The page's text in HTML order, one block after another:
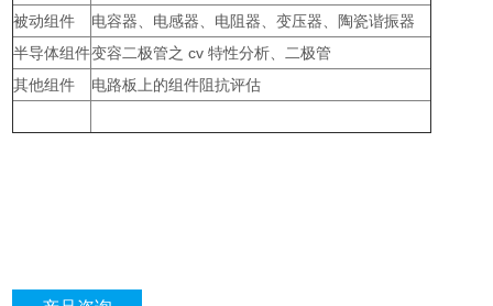
被动组件
电容器、电感器、电阻器、变压器、陶瓷谐振器
半导体组件变容二极管之 cv 特性分析、二极管
其他组件
电路板上的组件阻抗评估